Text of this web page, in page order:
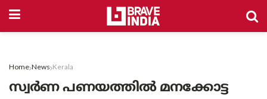
Home News Kerala
സ്വർണ പണയത്തിൽ മനക്കോട്ട